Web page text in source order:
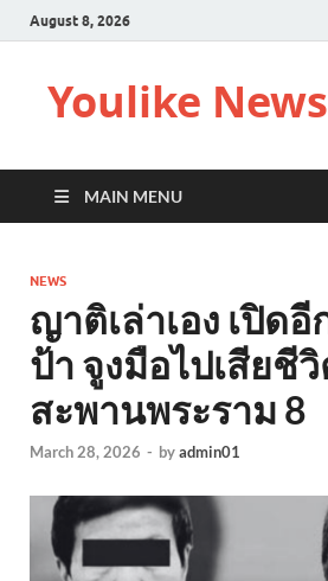
August 8, 2026
Youlike News
MAIN MENU
NEWS
ญาติเล่าเอง เปิด
ป้า จูงมือไปเสียชี
สะพานพระราม 8
March 28, 2026 - byadmin01